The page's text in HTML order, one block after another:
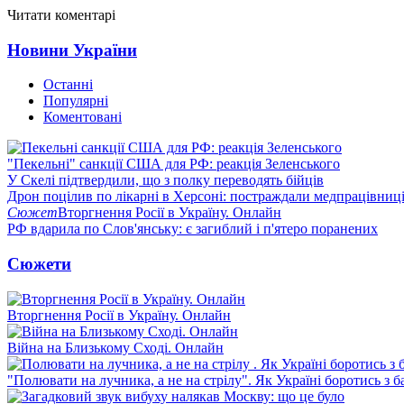
Читати коментарі
Новини України
Останні
Популярні
Коментовані
"Пекельні" санкції США для РФ: реакція Зеленського
У Скелі підтвердили, що з полку переводять бійців
Дрон поцілив по лікарні в Херсоні: постраждали медпрацівниці
СюжетВторгнення Росії в Україну. Онлайн
РФ вдарила по Слов'янську: є загиблий і п'ятеро поранених
Сюжети
Вторгнення Росії в Україну. Онлайн
Війна на Близькому Сході. Онлайн
"Полювати на лучника, а не на стрілу". Як Україні боротись з